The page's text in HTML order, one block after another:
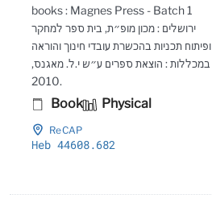
books : Magnes Press - Batch 1
ירושלים : מכון מופ״ת, בית ספר למחקר
ופיתוח תכניות בהכשרת עובדי חינוך והוראה
במכללות : הוצאת ספרים ע״ש י.ל. מאגנס,
2010.
Book Physical
ReCAP
Heb 44608.682